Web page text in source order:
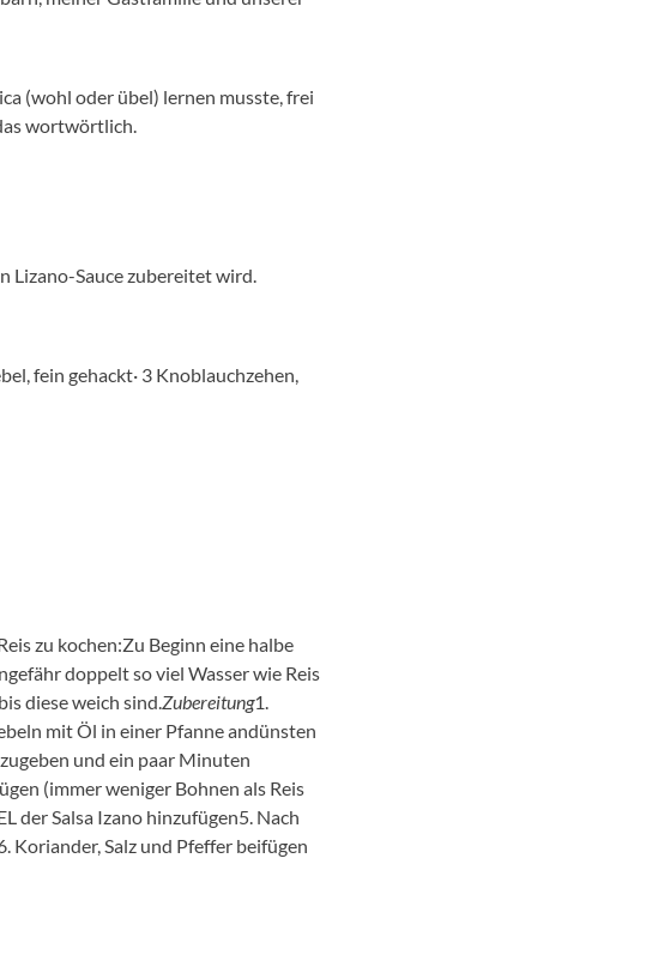
(wohl oder übel) lernen musste, frei
wortwörtlich.
Lizano-Sauce zubereitet wird.
fein gehackt· 3 Knoblauchzehen,
zu kochen:Zu Beginn eine halbe
doppelt so viel Wasser wie Reis
diese weich sind.Zubereitung1.
mit Öl in einer Pfanne andünsten
und ein paar Minuten
(immer weniger Bohnen als Reis
der Salsa Izano hinzufügen5. Nach
Koriander, Salz und Pfeffer beifügen